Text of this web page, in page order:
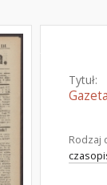
Tytuł:
Rodzaj